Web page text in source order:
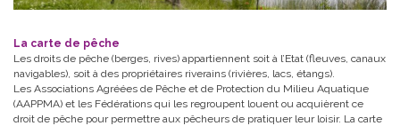
La carte de pêche
Les droits de pêche (berges, rives) appartiennent soit à l’Etat (fleuves, canaux
navigables), soit à des propriétaires riverains (rivières, lacs, étangs).
Les Associations Agréées de Pêche et de Protection du Milieu Aquatique
(AAPPMA) et les Fédérations qui les regroupent louent ou acquièrent ce
droit de pêche pour permettre aux pêcheurs de pratiquer leur loisir. La carte